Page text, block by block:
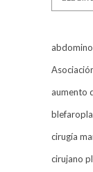
aumento
cirugía
cirujano